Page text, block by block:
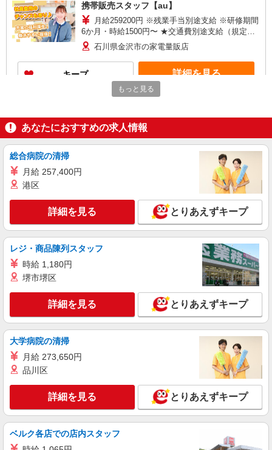
ンセンティブ支給(規定有) ゜・。○。・゜+゜・。
携帯販売スタッフ【au】
月給259200円 ※残業手当別途支給 ※研修期間
6か月・時給1500円〜 ★交通費別途支給（規定あ
り） ゜+゜・。○。・゜+゜・。○。・゜+゜ 入社
祝い金10万円支給(規定有) お友達を紹介頂くと, イ
ンセンティブ支給(規定有) ゜・。○。・゜+゜・。
○。・゜+゜
石川県金沢市の家電量販店
キープ 詳細を見る
スマホ携帯販売【エーユー】
月給259200円 ※残業手当別途支給 ※研修期間
6か月・時給1500円〜 ★交通費別途支給（規定あ
祝い金10万円支給(規定有) お友達を紹介頂くと, イ
ンセンティブ支給(規定有) ゜・。○。・゜+゜・。
○。・゜+゜
詳細を見る
紹介予定派遣
株式会社シエロ
【softbank】の携帯販売スタッフ
時給1300円〜1400円（経験・能力による） ※
残業代支給 ★交通費別途支給（規定あり） ゜
+゜・。○。・゜+゜・。○。・゜+゜ 入社祝い金10
万円支給(規定有) お友達を紹介頂くと, インセンテ
ィブ支給(規定有) ★月2回払い・週払い可能（規程
有）★ ゜・。○。・゜+゜・。○。・゜+゜
石川県金沢市のsoftbankショップ
キープ 詳細を見る
紹介予定派遣
株式会社シエロ
時給1250円〜1650円（経験・能力による） ※
残業代支給 ★交通費別途支給（規定あり） ゜
+゜・。○。・゜+゜・。○。・゜+゜ 入社祝い金10
万円支給(規定有) お友達を紹介頂くと, インセンテ
ィブ支給(規定有) ★月2回払い・週払い可能（規程
有）★ ゜・。○。・゜+゜・。○。・゜+゜
石川県金沢市の携帯ショップ
もっと見る
あなたにおすすめの求人情報
総合病院の清掃
月給 257,400円
港区
詳細を見る とりあえずキープ
レジ・商品陳列スタッフ
時給 1,180円
堺市堺区
詳細を見る とりあえずキープ
大学病院の清掃
月給 273,650円
品川区
詳細を見る とりあえずキープ
ベルク各店での店内スタッフ